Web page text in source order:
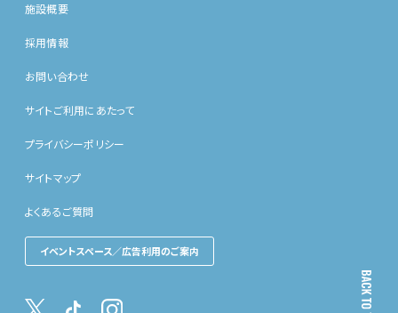
施設概要
採用情報
お問い合わせ
サイトご利用にあたって
プライバシーポリシー
サイトマップ
よくあるご質問
イベントスペース／広告利用のご案内